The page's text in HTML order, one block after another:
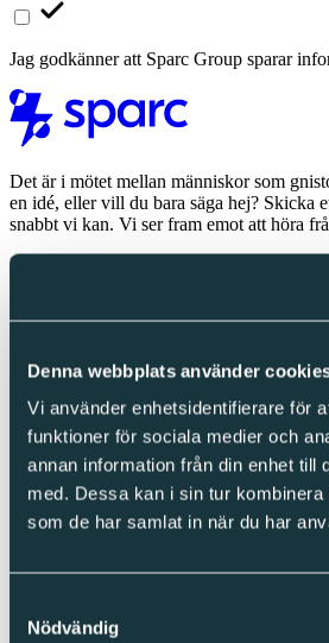
Denna webbplats använder
Vi använder enhetsidentifierare för
funktioner för sociala medier och
annan information från din enhet
med. Dessa kan i sin tur
som de har samlat in när du har
Nödvändig
Jag godkänner att Sparc Group sparar
Det är i mötet mellan människor som
en idé, eller vill du bara säga hej? Skicka
snabbt vi kan. Vi ser fram emot att höra
Kontakta oss
Karriär
Hållbarhet
Bli ett Sparc-bolag
Möt våra entreprenörer
Sparc Academy
Sparc Future
Investerare
Investerare
Bolagsstyrning